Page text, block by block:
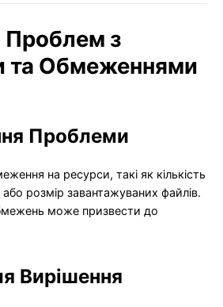
Проблем з
та Обмеженнями
Проблеми
на ресурси, такі як кількість
розмір завантажуваних файлів.
може призвести до
Вирішення